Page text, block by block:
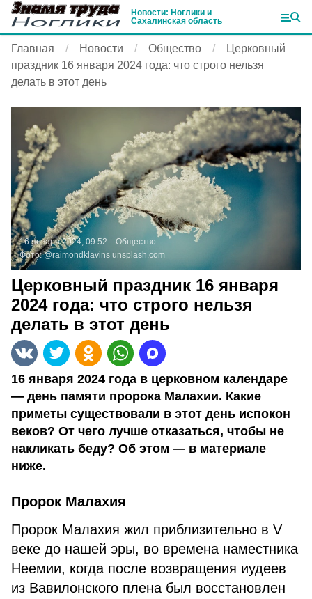
Новости: Ноглики и
Сахалинская область
Главная Новости Общество
Церковный
праздник 16 января 2024 года: что строго нельзя
делать в этот день
16 января 2024, 09:52
Общество
Фото:@raimondklavins unsplash.com
Церковный праздник 16 января
2024 года: что строго нельзя
делать в этот день
16 января 2024 года в церковном календаре
— день памяти пророка Малахии. Какие
приметы существовали в этот день испокон
веков? От чего лучше отказаться, чтобы не
накликать беду? Об этом — в материале
ниже.
Пророк Малахия
Пророк Малахия жил приблизительно в V
веке до нашей эры, во времена наместника
Неемии, когда после возвращения иудеев
из Вавилонского плена был восстановлен